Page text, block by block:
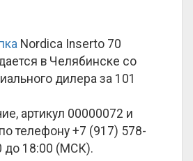
Nordica Inserto 70
в Челябинске со
дилера за 101
артикул 00000072 и
телефону +7 (917) 578-
до 18:00 (МСК).